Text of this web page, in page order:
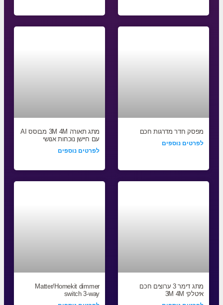
מפסק חדר מדרגות חכם
לפרטים נוספים
מתג תאורה 3M 4M מבוסס AI
עם חיישן נוכחות אנושי
לפרטים נוספים
מתג דימר 3 ערוצים חכם
איטלקי 3M 4M
Matter/Homekit dimmer
switch 3-way